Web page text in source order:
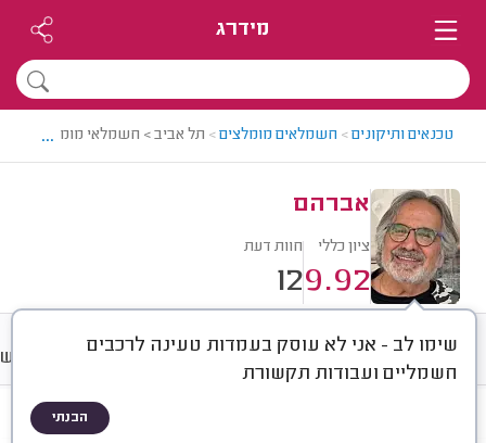
מידרג
טכנאים ותיקונים> חשמלאים מומלצים> תל אביב > חשמלאי מומלץ -
...
אברהם
ציון כללי
9.92
חוות דעת
12
שימו לב - אני לא עוסק בעמדות טעינה לרכבים
חשמליים ועבודות תקשורת
הבנתי
חוות דעת מחירים ממוצע